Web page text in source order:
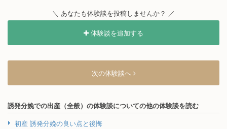
＼ あなたも体験談を投稿しませんか？ ／
体験談を追加する
次の体験談へ
誘発分娩での出産（全般）の体験談についての他の体験談を読む
初産 誘発分娩の良い点と後悔